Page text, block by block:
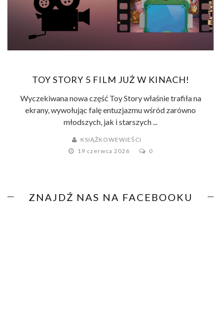
TOY STORY 5 FILM JUŻ W KINACH!
Wyczekiwana nowa część Toy Story właśnie trafiła na
ekrany, wywołując falę entuzjazmu wśród zarówno
młodszych, jak i starszych ...
KSIĄŻKOWEWIEŚCI
19 czerwca 2026
0
ZNAJDŹ NAS NA FACEBOOKU